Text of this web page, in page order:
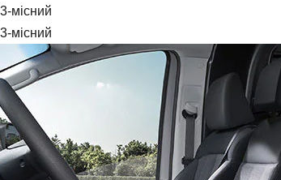
3-місний
3-місний